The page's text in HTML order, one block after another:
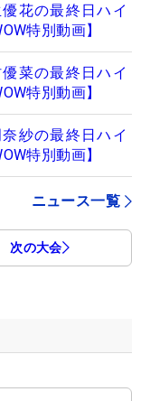
花の最終日ハイ
特別動画】
菜の最終日ハイ
特別動画】
紗の最終日ハイ
特別動画】
ニュース一覧
次の大会